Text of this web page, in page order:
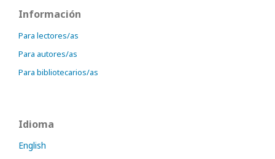
Información
Para lectores/as
Para autores/as
Para bibliotecarios/as
Idioma
English